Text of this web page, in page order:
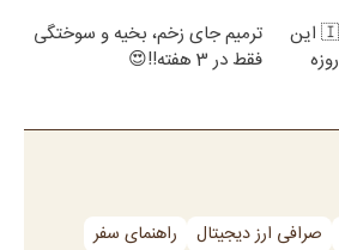
برای اولین بار در ایران🇮🇷 این
دکتر کرم ترمیم کننده 23 روزه
ترمیم جای زخم، بخیه و سوختگی
فقط در 3 هفته!!😍
صرافی ارز دیجیتال
راهنمای سفر